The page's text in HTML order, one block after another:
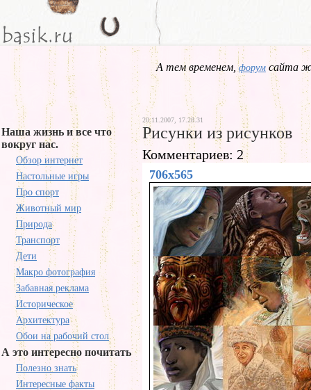
А тем временем,форум сайта
Наша жизнь и все что
вокруг нас.
Обзор интернет
Настольные игры
Про спорт
Животный мир
Природа
Транспорт
Дети
Макро фотография
Забавная реклама
Историческое
Архитектура
Обои на рабочий стол
А это интересно почитать
Полезно знать
Интересные факты
20.11.2007, 17.28.31
Рисунки из рисунков
Комментариев: 2
706x565